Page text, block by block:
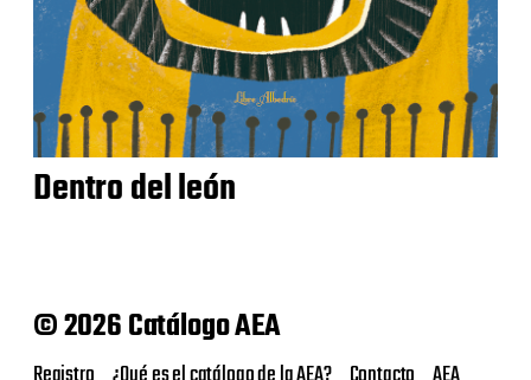
Dentro del león
© 2026 Catálogo AEA